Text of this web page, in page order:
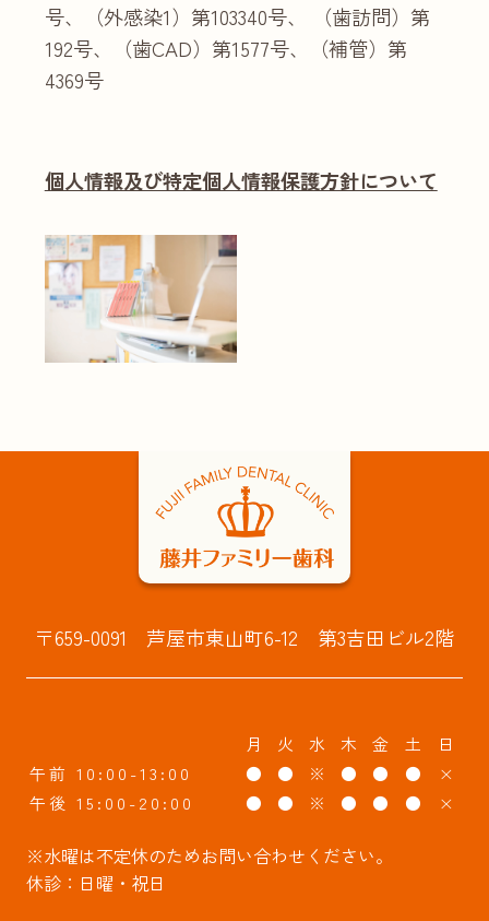
号、（外感染1）第103340号、 （歯訪問）第
192号、（歯CAD）第1577号、（補管）第
4369号
個人情報及び特定個人情報保護方針について
〒659-0091 芦屋市東山町6-12 第3吉田ビル2階
月 火 水 木 金 土
日
午前 10:00-13:00
● ● ※ ● ● ●
×
午後 15:00-20:00
● ● ※ ● ● ● ×
※水曜は不定休のためお問い合わせください。
休診：日曜・祝日